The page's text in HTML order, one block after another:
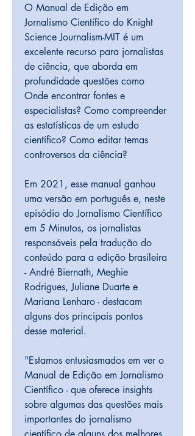
O Manual de Edição em
Jornalismo Científico do Knight
Science Journalism-MIT é um
excelente recurso para jornalistas
de ciência, que aborda em
profundidade questões como
Onde encontrar fontes e
especialistas? Como compreender
as estatísticas de um estudo
científico? Como editar temas
controversos da ciência?
Em 2021, esse manual ganhou
uma versão em português e, neste
episódio do Jornalismo Científico
em 5 Minutos, os jornalistas
responsáveis pela tradução do
conteúdo para a edição brasileira
- André Biernath, Meghie
Rodrigues, Juliane Duarte e
Mariana Lenharo - destacam
alguns dos principais pontos
desse material.
"Estamos entusiasmados em ver o
Manual de Edição em Jornalismo
Científico - que oferece insights
sobre algumas das questões mais
importantes do jornalismo